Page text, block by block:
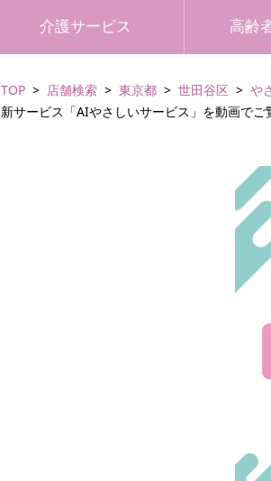
介護サービス 高齢
TOP 店舗検索 東京都 世田谷区 や
新サービス「AIやさしいサービス」を動画でご